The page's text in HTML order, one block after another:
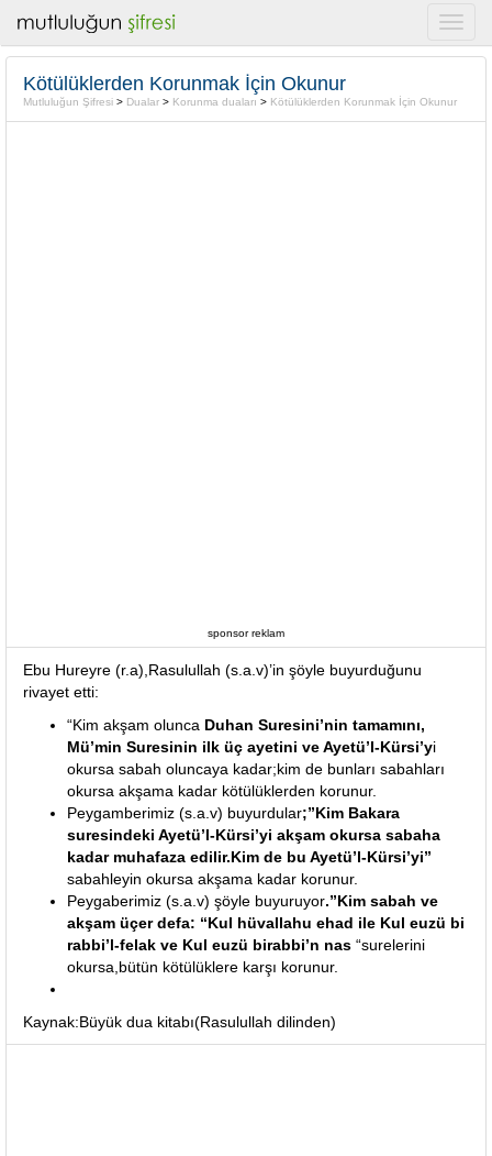
Kötülüklerden Korunmak İçin Okunur
Mutluluğun Şifresi > Dualar > Korunma duaları > Kötülüklerden Korunmak İçin Okunur
sponsor reklam
Ebu Hureyre (r.a),Rasulullah (s.a.v)’in şöyle buyurduğunu
rivayet etti:
“Kim akşam olunca Duhan Suresini’nin tamamını,
Mü’min Suresinin ilk üç ayetini ve Ayetü’l-Kürsi’yi
okursa sabah oluncaya kadar;kim de bunları sabahları
okursa akşama kadar kötülüklerden korunur.
Peygamberimiz (s.a.v) buyurdular;”Kim Bakara
suresindeki Ayetü’l-Kürsi’yi akşam okursa sabaha
kadar muhafaza edilir.Kim de bu Ayetü’l-Kürsi’yi”
sabahleyin okursa akşama kadar korunur.
Peygaberimiz (s.a.v) şöyle buyuruyor.”Kim sabah ve
akşam üçer defa: “Kul hüvallahu ehad ile Kul euzü bi
rabbi’l-felak ve Kul euzü birabbi’n nas “surelerini
okursa,bütün kötülüklere karşı korunur.
Kaynak:Büyük dua kitabı(Rasulullah dilinden)